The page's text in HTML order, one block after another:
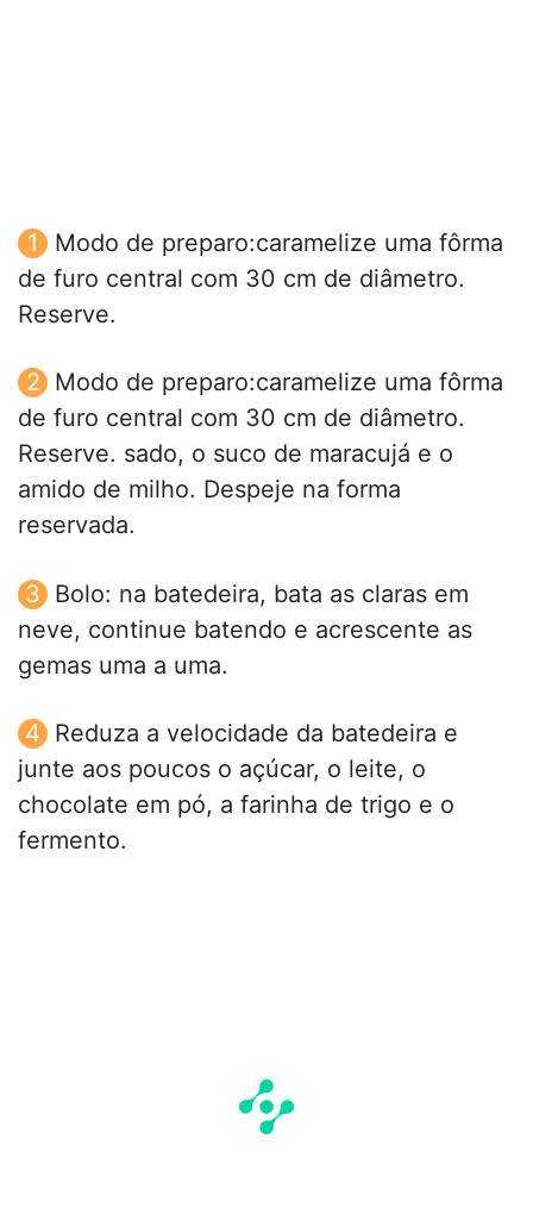
Modo de preparo:caramelize uma fôrma
de furo central com 30 cm de diâmetro.
Reserve.
Modo de preparo:caramelize uma fôrma
de furo central com 30 cm de diâmetro.
Reserve. sado, o suco de maracujá e o
amido de milho. Despeje na forma
reservada.
Bolo: na batedeira, bata as claras em
neve, continue batendo e acrescente as
gemas uma a uma.
Reduza a velocidade da batedeira e
junte aos poucos o açúcar, o leite, o
chocolate em pó, a farinha de trigo e o
fermento.